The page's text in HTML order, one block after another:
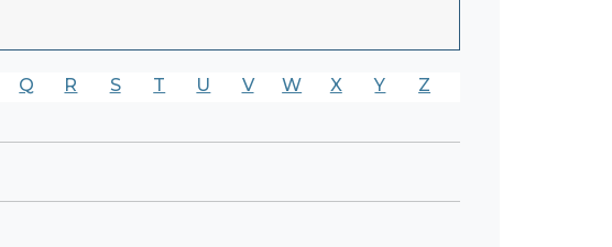
Q R S T U V W X Y Z